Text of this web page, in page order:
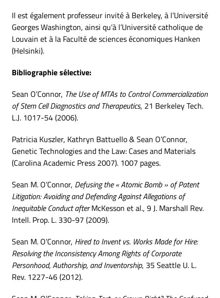
Il est également professeur invité à Berkeley, à l’Université
Georges Washington, ainsi qu’à l’Université catholique de
Louvain et à la Faculté de sciences économiques Hanken
(Helsinki).
Bibliographie sélective:
Sean O’Connor, The Use of MTAs to Control Commercialization
of Stem Cell Diagnostics and Therapeutics, 21 Berkeley Tech.
L.J. 1017-54 (2006).
Patricia Kuszler, Kathryn Battuello & Sean O’Connor,
Genetic Technologies and the Law: Cases and Materials
(Carolina Academic Press 2007). 1007 pages.
Sean M. O’Connor, Defusing the « Atomic Bomb » of Patent
Litigation: Avoiding and Defending Against Allegations of
Inequitable Conduct afterMcKesson et al., 9 J. Marshall Rev.
Intell. Prop. L. 330-97 (2009).
Sean M. O’Connor, Hired to Invent vs. Works Made for Hire:
Resolving the Inconsistency Among Rights of Corporate
Personhood, Authorship, and Inventorship, 35 Seattle U. L.
Rev. 1227-46 (2012).